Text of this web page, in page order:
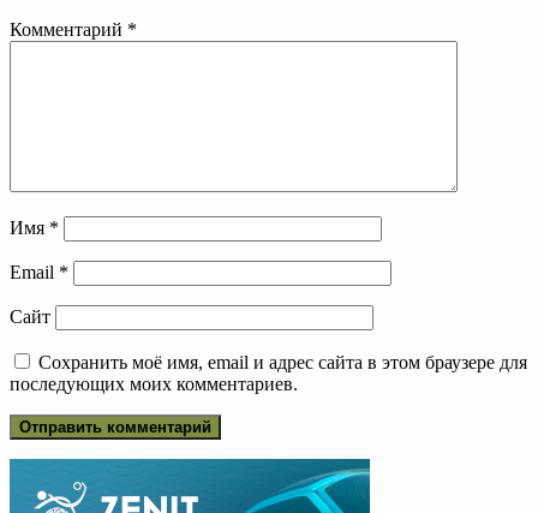
Комментарий *
Имя *
Email *
Сайт
Сохранить моё имя, email и адрес сайта в этом браузере для
последующих моих комментариев.